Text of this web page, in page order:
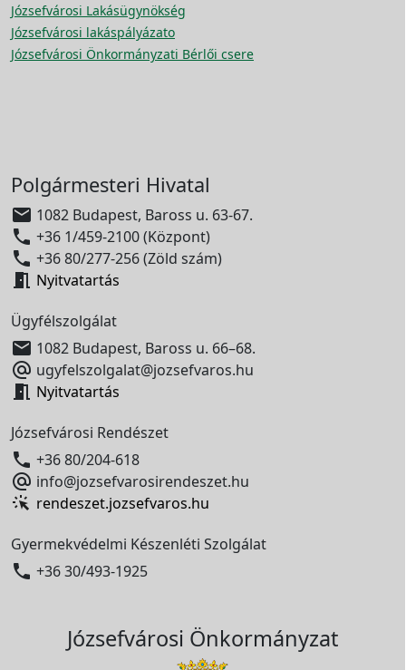
Józsefvárosi Lakásügynökség
Józsefvárosi lakáspályázato
Józsefvárosi Önkormányzati Bérlői csere
Polgármesteri Hivatal
 1082 Budapest, Baross u. 63-67.
 +36 1/459-2100 (Központ)
 +36 80/277-256 (Zöld szám)
 Nyitvatartás
Ügyfélszolgálat
 1082 Budapest, Baross u. 66–68.
 ugyfelszolgalat@jozsefvaros.hu
 Nyitvatartás
Józsefvárosi Rendészet
 +36 80/204-618
 info@jozsefvarosirendeszet.hu
rendeszet.jozsefvaros.hu
Gyermekvédelmi Készenléti Szolgálat
 +36 30/493-1925
Józsefvárosi Önkormányzat